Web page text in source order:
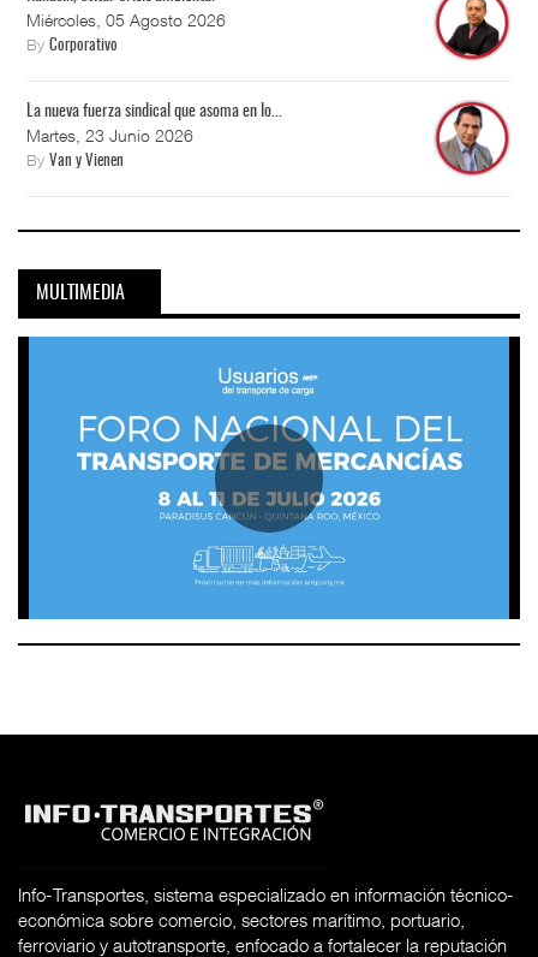
Miércoles, 05 Agosto 2026
By Corporativo
La nueva fuerza sindical que asoma en lo...
Martes, 23 Junio 2026
By Van y Vienen
MULTIMEDIA
Info-Transportes, sistema especializado en información técnico-
económica sobre comercio, sectores marítimo, portuario,
ferroviario y autotransporte, enfocado a fortalecer la reputación